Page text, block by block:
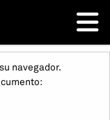
navegador.